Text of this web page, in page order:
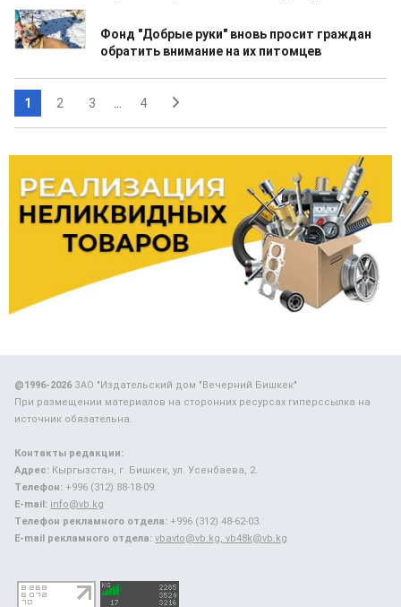
10.12.2020
Фонд "Добрые руки" вновь просит граждан
обратить внимание на их питомцев
1 2 3 4
@1996-2026ЗАО "Издательский дом "Вечерний Бишкек"
При размещении материалов на сторонних ресурсах гиперссылка на
источник обязательна.
Контакты редакции:
Адрес: Кыргызстан, г. Бишкек, ул. Усенбаева, 2.
Телефон: +996 (312) 88-18-09.
E-mail: info@vb.kg
Телефон рекламного отдела: +996 (312) 48-62-03.
E-mail рекламного отдела: vbavto@vb.kg, vb48k@vb.kg